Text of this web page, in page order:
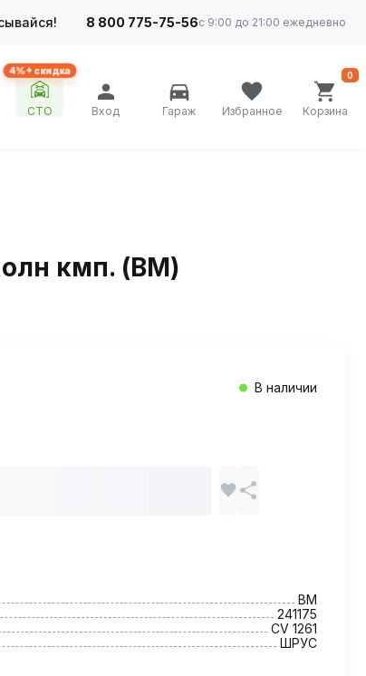
8 800 775-75-56с 9:00 до 21:00 ежедневно
4%+ скидка
СТО Вход Гараж Избранное Корзина
0
кмп. (BM)
В наличии
BM
241175
CV 1261
ШРУС